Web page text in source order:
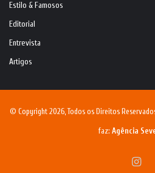
Estilo & Famosos
Editorial
Entrevista
Artigos
© Copyright 2026, Todos os Direitos
faz: Agência